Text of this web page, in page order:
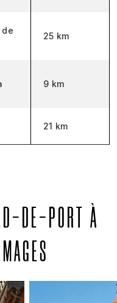
de
25 km
9 km
21 km
DE-PORT À